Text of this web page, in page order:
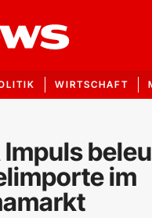
WIRTSCHAFT
Impuls
im